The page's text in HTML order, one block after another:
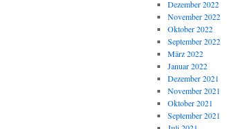
Dezember 2022
November 2022
Oktober 2022
September 2022
März 2022
Januar 2022
Dezember 2021
November 2021
Oktober 2021
September 2021